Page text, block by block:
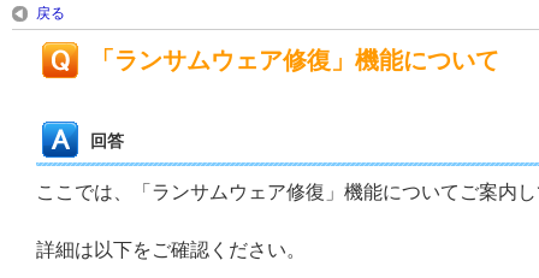
戻る
「ランサムウェア修復」機能について
回答
ここでは、「ランサムウェア修復」機能についてご案内
詳細は以下をご確認ください。